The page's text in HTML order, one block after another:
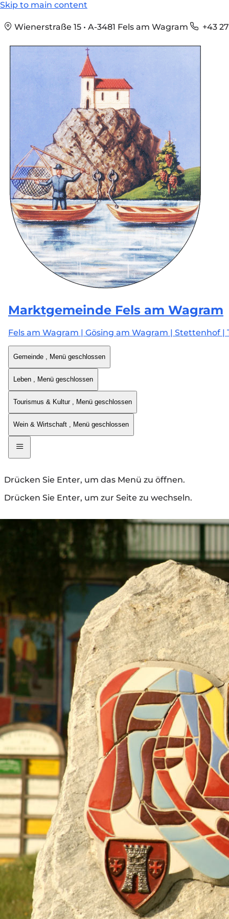
Skip to main content
Wienerstraße 15 • A-3481 Fels am Wagram +43
Marktgemeinde Fels am Wagram
Fels am Wagram | Gösing am Wagram | Stettenhof |
Gemeinde , Menü geschlossen
Leben , Menü geschlossen
Tourismus & Kultur , Menü geschlossen
Wein & Wirtschaft , Menü geschlossen
Drücken Sie Enter, um das Menü zu öffnen.
Drücken Sie Enter, um zur Seite zu wechseln.